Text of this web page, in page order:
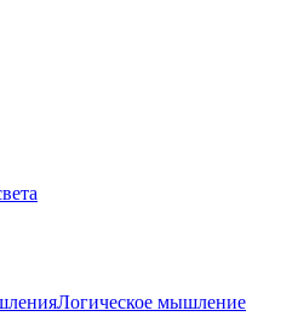
Логическое мышление